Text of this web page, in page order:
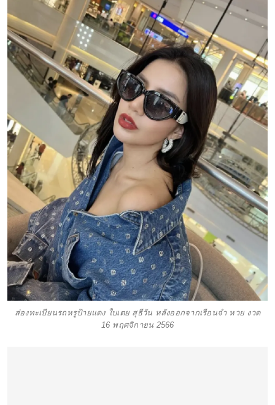
ส่องทะเบียนรถหรูป้ายแดง ใบเตย สุธีวัน หลังออกจากเรือนจำ หวย งวด
16 พฤศจิกายน 2566